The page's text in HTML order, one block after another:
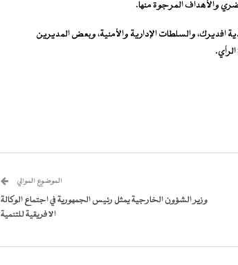
والأهداف المرجوة منها.
افديرك، والسلطات الإدارية والأمنية، وبعض المديرين
الموضوع الموالي
وزير الشؤون الخارجية يمثل رئيس الجمهورية في اجتماع الوكالة
الافريقية للتنمية